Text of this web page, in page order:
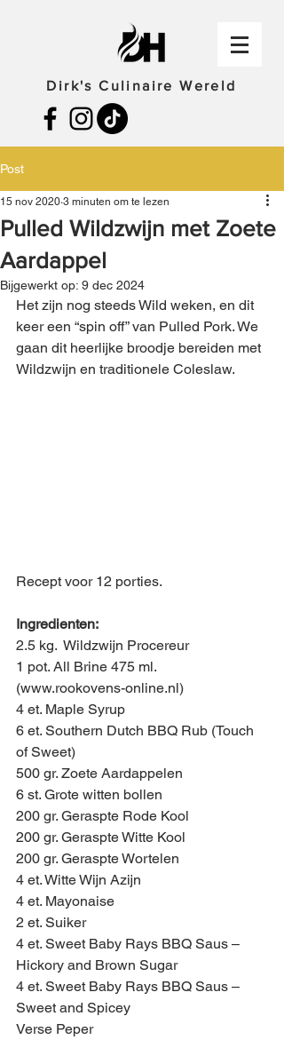
Dirk's Culinaire Wereld
Post
Pulled Wildzwijn met Zoete
Aardappel
15 nov 2020 3 minuten om te lezen
Bijgewerkt op: 9 dec 2024
Het zijn nog steeds Wild weken, en dit
keer een “spin off” van Pulled Pork. We
gaan dit heerlijke broodje bereiden met
Wildzwijn en traditionele Coleslaw.
Recept voor 12 porties.
Ingredienten:
2.5 kg.  Wildzwijn Procereur
1 pot. All Brine 475 ml.
(www.rookovens-online.nl)
4 et. Maple Syrup
6 et. Southern Dutch BBQ Rub (Touch
of Sweet)
500 gr. Zoete Aardappelen
6 st. Grote witten bollen
200 gr. Geraspte Rode Kool
200 gr. Geraspte Witte Kool
200 gr. Geraspte Wortelen
4 et. Witte Wijn Azijn
4 et. Mayonaise
2 et. Suiker
4 et. Sweet Baby Rays BBQ Saus –
Hickory and Brown Sugar
4 et. Sweet Baby Rays BBQ Saus –
Sweet and Spicey
Verse Peper